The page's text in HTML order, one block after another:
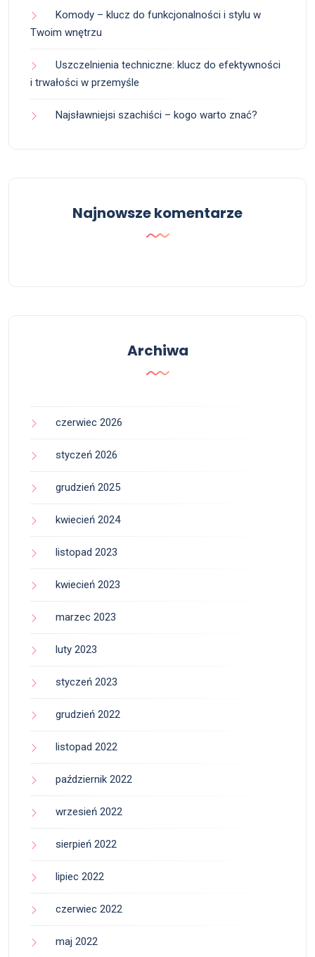
Komody – klucz do funkcjonalności i stylu w
Twoim wnętrzu
Uszczelnienia techniczne: klucz do efektywności
i trwałości w przemyśle
Najsławniejsi szachiści – kogo warto znać?
Najnowsze komentarze
Archiwa
czerwiec 2026
styczeń 2026
grudzień 2025
kwiecień 2024
listopad 2023
kwiecień 2023
marzec 2023
luty 2023
styczeń 2023
grudzień 2022
listopad 2022
październik 2022
wrzesień 2022
sierpień 2022
lipiec 2022
czerwiec 2022
maj 2022